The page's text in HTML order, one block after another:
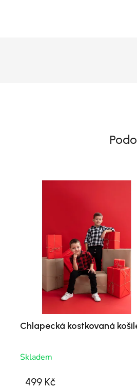
Chlapecká kostkovaná
Skladem
499 Kč